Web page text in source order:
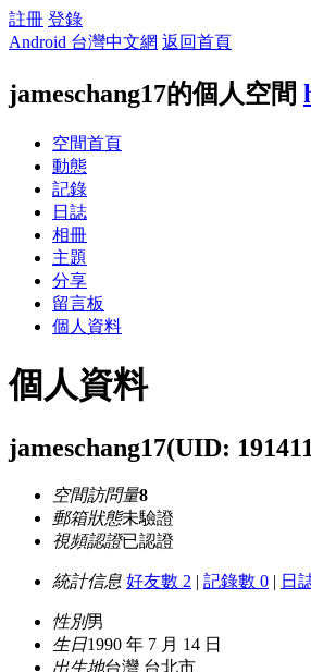
註冊 登錄
Android 台灣中文網 返回首頁
jameschang17的個人空間
空間首頁
動態
記錄
日誌
相冊
主題
分享
留言板
個人資料
個人資料
jameschang17(UID:
空間訪問量8
郵箱狀態未驗證
視頻認證已認證
統計信息 好友數 2 | 記錄數 0 | 日
性別男
生日1990 年 7 月 14 日
出生地台灣 台北市